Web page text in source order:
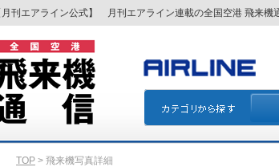
月刊エアライン公式】 月刊エアライン連載の全国空港 飛来機
TOP > 飛来機写真詳細